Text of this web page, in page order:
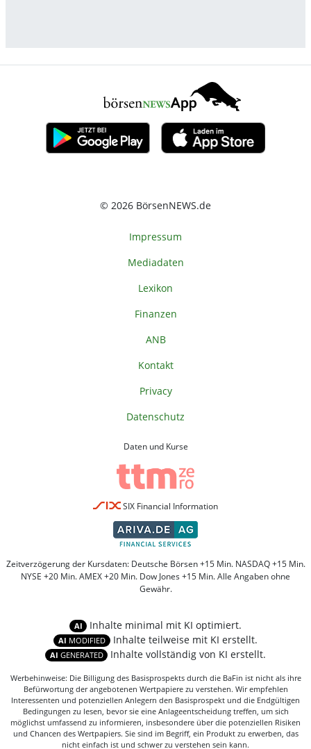
© 2026 BörsenNEWS.de
Impressum
Mediadaten
Lexikon
Finanzen
ANB
Kontakt
Privacy
Datenschutz
Daten und Kurse
SIX Financial Information
Zeitverzögerung der Kursdaten: Deutsche Börsen +15 Min. NASDAQ +15 Min.
NYSE +20 Min. AMEX +20 Min. Dow Jones +15 Min. Alle Angaben ohne
Gewähr.
AI Inhalte minimal mit KI optimiert.
AI MODIFIED Inhalte teilweise mit KI erstellt.
AI GENERATED Inhalte vollständig von KI erstellt.
Werbehinweise: Die Billigung des Basisprospekts durch die BaFin ist nicht als ihre
Befürwortung der angebotenen Wertpapiere zu verstehen. Wir empfehlen
Interessenten und potenziellen Anlegern den Basisprospekt und die Endgültigen
Bedingungen zu lesen, bevor sie eine Anlageentscheidung treffen, um sich
möglichst umfassend zu informieren, insbesondere über die potenziellen Risiken
und Chancen des Wertpapiers. Sie sind im Begriff, ein Produkt zu erwerben, das
nicht einfach ist und schwer zu verstehen sein kann.